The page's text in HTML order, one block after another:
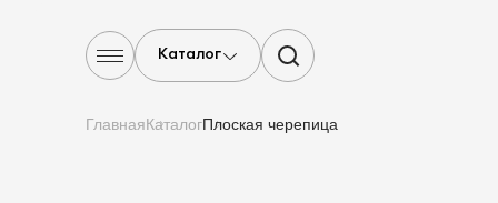
Каталог
ГлавнаяКаталогПлоская черепица